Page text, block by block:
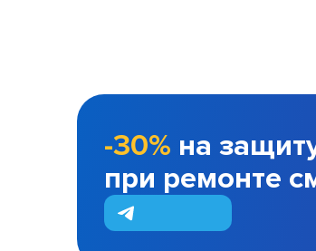
-30% на
при ремонте